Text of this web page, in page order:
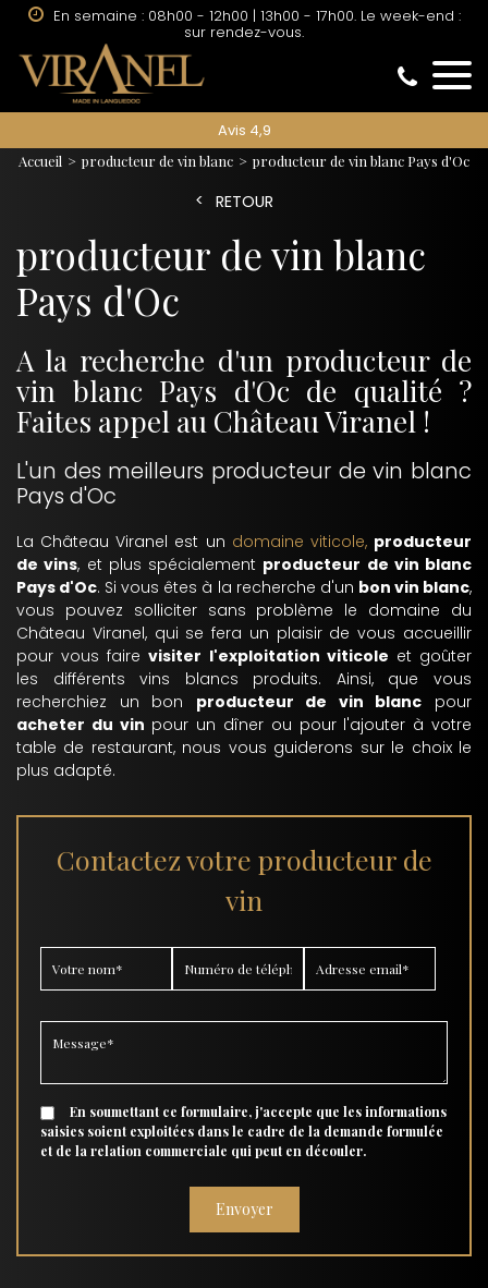
sur rendez-vous.
Avis 4,9
Accueil producteur de vin blanc producteur de vin blanc Pays d'Oc
RETOUR
producteur de vin blanc
Pays d'Oc
A la recherche d'un producteur de
vin blanc Pays d'Oc de qualité ?
Faites appel au Château Viranel !
L'un des meilleurs producteur de vin blanc
Pays d'Oc
La Château Viranel est un domaine viticole, producteur
de vins, et plus spécialement producteur de vin blanc
Pays d'Oc. Si vous êtes à la recherche d'un bon vin blanc,
vous pouvez solliciter sans problème le domaine du
Château Viranel, qui se fera un plaisir de vous accueillir
pour vous fairevisiter l'exploitation viticole et goûter
les différents vins blancs produits. Ainsi, que vous
recherchiez un bon producteur de vin blanc pour
acheter du vin pour un dîner ou pour l'ajouter à votre
table de restaurant, nous vous guiderons sur le choix le
plus adapté.
Contactez votre producteur de
vin
En soumettant ce formulaire, j'accepte que les informations
saisies soient exploitées dans le cadre de la demande formulée
et de la relation commerciale qui peut en découler.